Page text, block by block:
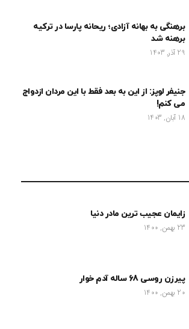
برهنگی به بهانه آزادی؛ ریحانه پارسا در ترکیه
برهنه شد
29 آذر, 1403
جنیفر لوپز: از این به بعد فقط با این مردان ازدواج
می کنم!
18 آبان, 1403
زایمان عجیب ترین مادر دنیا
23 بهمن, 1400
پیرزن روسی 68 ساله آدم خوار
20 بهمن, 1400